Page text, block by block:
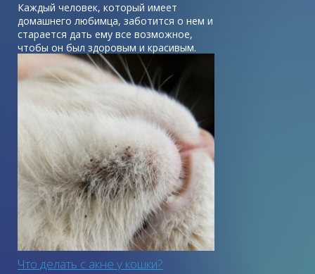
Каждый человек, который имеет
домашнего любимца, заботится о нем и
старается дать ему все возможное,
чтобы он был здоровым и красивым.
Главным украшением каждого питомца
является его шерсть, поэтому за ней
необходимо очень внимательно следить
и обеспечивать любимцу полноценное
питание и уход, особенно во время
линьки.
Что делать с акне у кошки?